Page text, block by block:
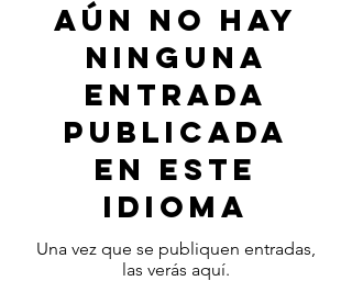
Aún no hay
ninguna
entrada
publicada
en este
idioma
Una vez que se publiquen entradas,
las verás aquí.